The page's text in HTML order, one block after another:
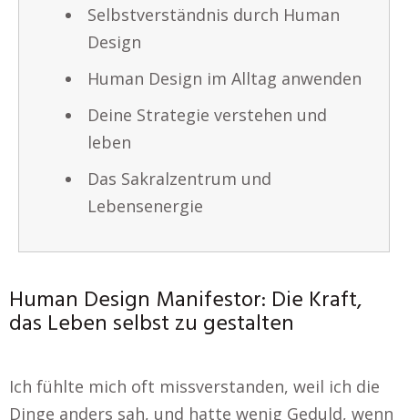
Selbstverständnis durch Human
Design
Human Design im Alltag anwenden
Deine Strategie verstehen und
leben
Das Sakralzentrum und
Lebensenergie
Human Design Manifestor: Die Kraft,
das Leben selbst zu gestalten
Ich fühlte mich oft missverstanden, weil ich die
Dinge anders sah, und hatte wenig Geduld, wenn